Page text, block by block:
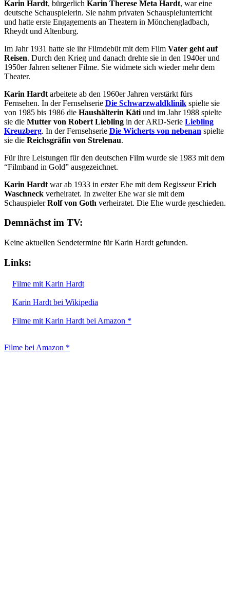
Karin Hardt, bürgerlich Karin Therese Meta Hardt, war eine
deutsche Schauspielerin. Sie nahm privaten Schauspielunterricht
und hatte erste Engagements an Theatern in Mönchengladbach,
Rheydt und Altenburg.
Im Jahr 1931 hatte sie ihr Filmdebüt mit dem Film Vater geht auf
Reisen. Durch den Krieg und danach drehte sie in den 1940er und
1950er Jahren seltener Filme. Sie widmete sich wieder mehr dem
Theater.
Karin Hardt arbeitete ab den 1960er Jahren verstärkt fürs
Fernsehen. In der Fernsehserie Die Schwarzwaldklinik spielte sie
von 1985 bis 1986 die Haushälterin Käti und im Jahr 1988 spielte
sie die Mutter von Robert Liebling in der ARD-Serie Liebling
Kreuzberg. In der Fernsehserie Die Wicherts von nebenan spielte
sie die Reichsgräfin von Strelenau.
Für ihre Leistungen für den deutschen Film wurde sie 1983 mit dem
“Filmband in Gold” ausgezeichnet.
Karin Hardt war ab 1933 in erster Ehe mit dem RegisseurErich
Waschneck verheiratet. In zweiter Ehe war sie mit dem
SchauspielerRolf von Goth verheiratet. Die Ehe wurde geschieden.
Demnächst im TV:
Keine aktuellen Sendetermine für Karin Hardt gefunden.
Links:
Filme mit Karin Hardt
Karin Hardt bei Wikipedia
Filme mit Karin Hardt bei Amazon *
Filme bei Amazon *